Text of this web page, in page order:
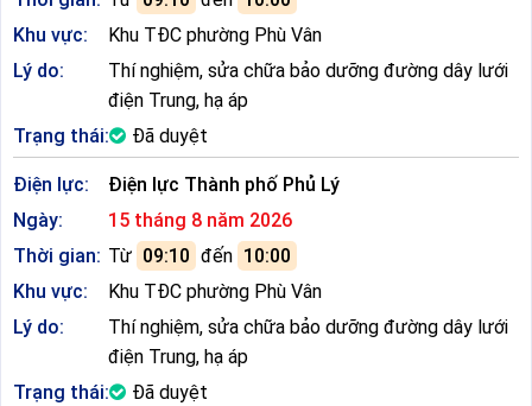
Khu vực:
Khu TĐC phường Phù Vân
Lý do:
Thí nghiệm, sửa chữa bảo dưỡng đường dây lưới
điện Trung, hạ áp
Trạng thái:
Đã duyệt
Điện lực:
Điện lực Thành phố Phủ Lý
Ngày:
15 tháng 8 năm 2026
Thời gian: Từ 09:10 đến 10:00
Khu vực:
Khu TĐC phường Phù Vân
Lý do:
Thí nghiệm, sửa chữa bảo dưỡng đường dây lưới
điện Trung, hạ áp
Trạng thái:
Đã duyệt